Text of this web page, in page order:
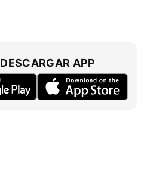
DESCARGAR APP